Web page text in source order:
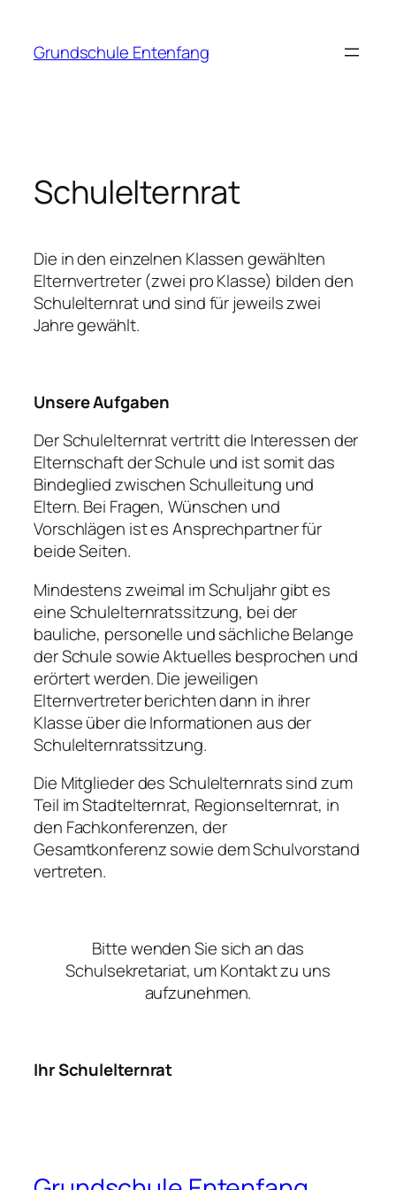
springen
Grundschule Entenfang
Schulelternrat
Die in den einzelnen Klassen gewählten
Elternvertreter (zwei pro Klasse) bilden den
Schulelternrat und sind für jeweils zwei
Jahre gewählt.
Unsere Aufgaben
Der Schulelternrat vertritt die Interessen der
Elternschaft der Schule und ist somit das
Bindeglied zwischen Schulleitung und
Eltern. Bei Fragen, Wünschen und
Vorschlägen ist es Ansprechpartner für
beide Seiten.
Mindestens zweimal im Schuljahr gibt es
eine Schulelternratssitzung, bei der
bauliche, personelle und sächliche Belange
der Schule sowie Aktuelles besprochen und
erörtert werden. Die jeweiligen
Elternvertreter berichten dann in ihrer
Klasse über die Informationen aus der
Schulelternratssitzung.
Die Mitglieder des Schulelternrats sind zum
Teil im Stadtelternrat, Regionselternrat, in
den Fachkonferenzen, der
Gesamtkonferenz sowie dem Schulvorstand
vertreten.
Bitte wenden Sie sich an das
Schulsekretariat, um Kontakt zu uns
aufzunehmen.
Ihr Schulelternrat